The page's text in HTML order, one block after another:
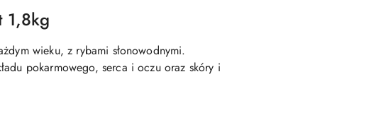
1,8kg
wieku, z rybami słonowodnymi.
pokarmowego, serca i oczu oraz skóry i